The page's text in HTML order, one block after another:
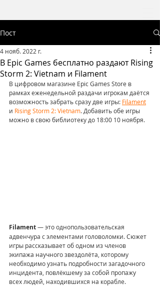
Пост
В Epic Games бесплатно раздают Rising
Storm 2: Vietnam и Filament
4 нояб. 2022 г.
В цифровом магазине Epic Games Store в
рамках еженедельной раздачи игрокам даётся
возможность забрать сразу две игры: Filament
и Rising Storm 2: Vietnam. Добавить обе игры
можно в свою библиотеку до 18:00 10 ноября.
Filament — это однопользовательская
адвенчура с элементами головоломки. Сюжет
игры рассказывает об одном из членов
экипажа научного звездолёта, которому
необходимо узнать подробности загадочного
инцидента, повлёкшему за собой пропажу
всех людей, находившихся на корабле.